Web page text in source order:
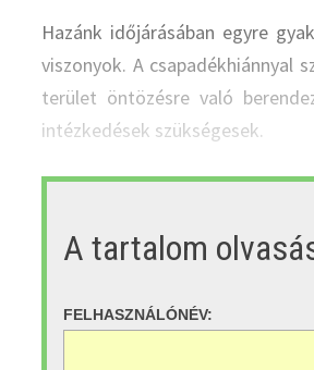
Hazánk időjárásában egyre
viszonyok. A csapadékhiánnyal
terület öntözésre való
intézkedések szükségesek.
A tartalom
FELHASZNÁLÓNÉV: